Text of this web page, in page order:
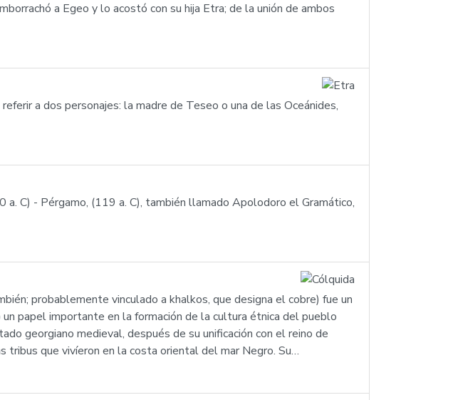
a Egeo y lo acostó con su hija Etra; de la unión de ambos
a dos personajes: la madre de Teseo o una de las Oceánides,
C) - Pérgamo, (119 a. C), también llamado Apolodoro el Gramático,
probablemente vinculado a khalkos, que designa el cobre) fue un
papel importante en la formación de la cultura étnica del pueblo
georgiano medieval, después de su unificación con el reino de
tribus que vivíeron en la costa oriental del mar Negro. Su…